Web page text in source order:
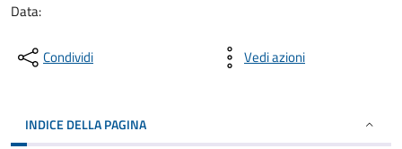
Data:
Condividi Vedi azioni
INDICE DELLA PAGINA